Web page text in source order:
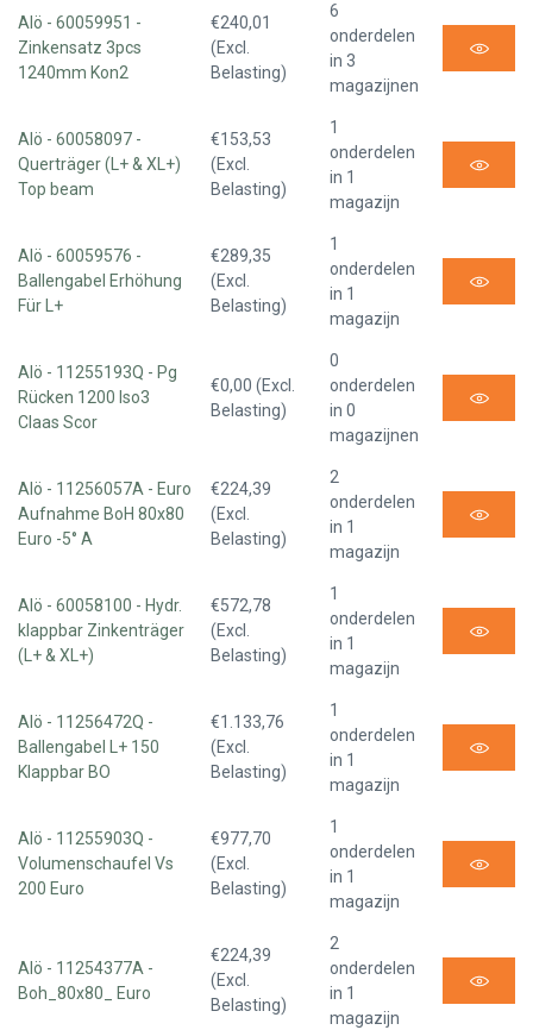
Alö - 60059951 -
Zinkensatz 3pcs
1240mm Kon2
€240,01
(Excl.
Belasting)
6
onderdelen
in 3
magazijnen
Alö - 60058097 -
Querträger (L+ & XL+)
Top beam
€153,53
(Excl.
Belasting)
1
onderdelen
in 1
magazijn
Alö - 60059576 -
Ballengabel Erhöhung
Für L+
€289,35
(Excl.
Belasting)
1
onderdelen
in 1
magazijn
Alö - 11255193Q - Pg
Rücken 1200 Iso3
Claas Scor
€0,00 (Excl.
Belasting)
0
onderdelen
in 0
magazijnen
Alö - 11256057A - Euro
Aufnahme BoH 80x80
Euro -5° A
€224,39
(Excl.
Belasting)
2
onderdelen
in 1
magazijn
Alö - 60058100 - Hydr.
klappbar Zinkenträger
(L+ & XL+)
€572,78
(Excl.
Belasting)
1
onderdelen
in 1
magazijn
Alö - 11256472Q -
Ballengabel L+ 150
Klappbar BO
€1.133,76
(Excl.
Belasting)
1
onderdelen
in 1
magazijn
Alö - 11255903Q -
Volumenschaufel Vs
200 Euro
€977,70
(Excl.
Belasting)
1
onderdelen
in 1
magazijn
Alö - 11254377A -
Boh_80x80_ Euro
€224,39
(Excl.
Belasting)
2
onderdelen
in 1
magazijn